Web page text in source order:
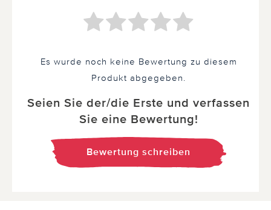
Es wurde noch keine Bewertung zu diesem
Produkt abgegeben.
Seien Sie der/die Erste und verfassen
Sie eine Bewertung!
Bewertung schreiben